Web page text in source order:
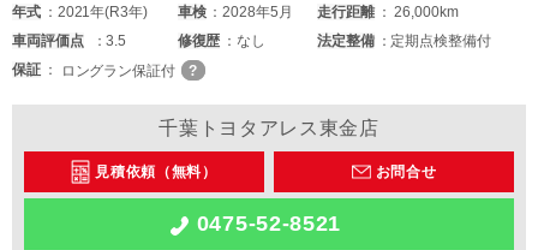
年式 2021年(R3年) 車検 2028年5月 走行距離
26,000km
車両評価点 3.5 修復歴 なし 法定整備
定期点検整備付
保証
ロングラン保証付
千葉トヨタアレス東金店
見積依頼（無料） お問合せ
0475-52-8521